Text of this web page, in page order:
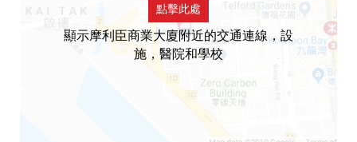
點擊此處
顯示摩利臣商業大廈附近的交通連線，設
施，醫院和學校